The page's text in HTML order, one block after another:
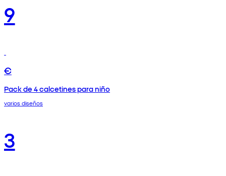
9
€
Pack de 4 calcetines para niño
varios diseños
3